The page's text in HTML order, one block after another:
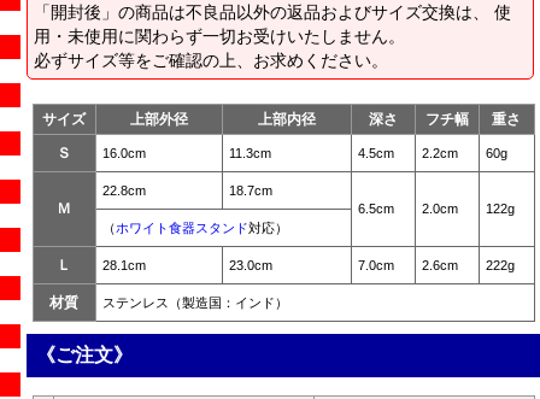
「開封後」の商品は不良品以外の返品およびサイズ交換は、 使
用・未使用に関わらず一切お受けいたしません。
必ずサイズ等をご確認の上、お求めください。
サイズ 上部外径 上部内径 深さ フチ幅
重さ
Ｓ
16.0cm 11.3cm 4.5cm 2.2cm 60g
Ｍ
22.8cm
18.7cm
6.5cm
2.0cm
122g
（ホワイト食器スタンド対応）
Ｌ 28.1cm 23.0cm 7.0cm 2.6cm 222g
材質 ステンレス（製造国：インド）
《ご注文》